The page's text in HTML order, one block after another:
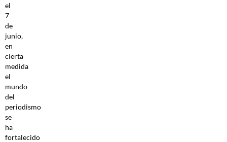
el
7
de
junio,
en
cierta
medida
el
mundo
del
periodismo
se
ha
fortalecido